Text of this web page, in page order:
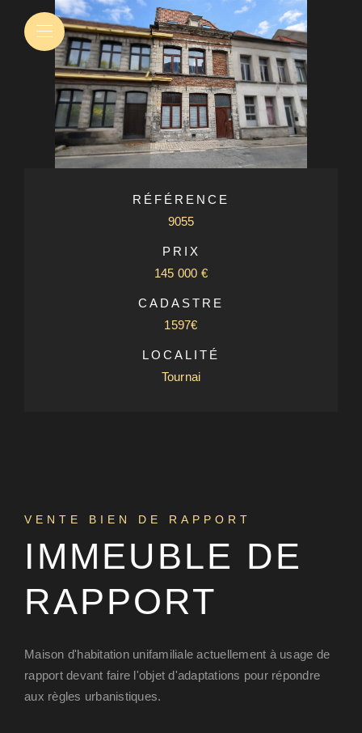
RÉFÉRENCE
9055
PRIX
145 000 €
CADASTRE
1597€
LOCALITÉ
Tournai
VENTE BIEN DE RAPPORT
IMMEUBLE DE
RAPPORT
Maison d'habitation unifamiliale actuellement à usage de
rapport devant faire l'objet d'adaptations pour répondre
aux règles urbanistiques.